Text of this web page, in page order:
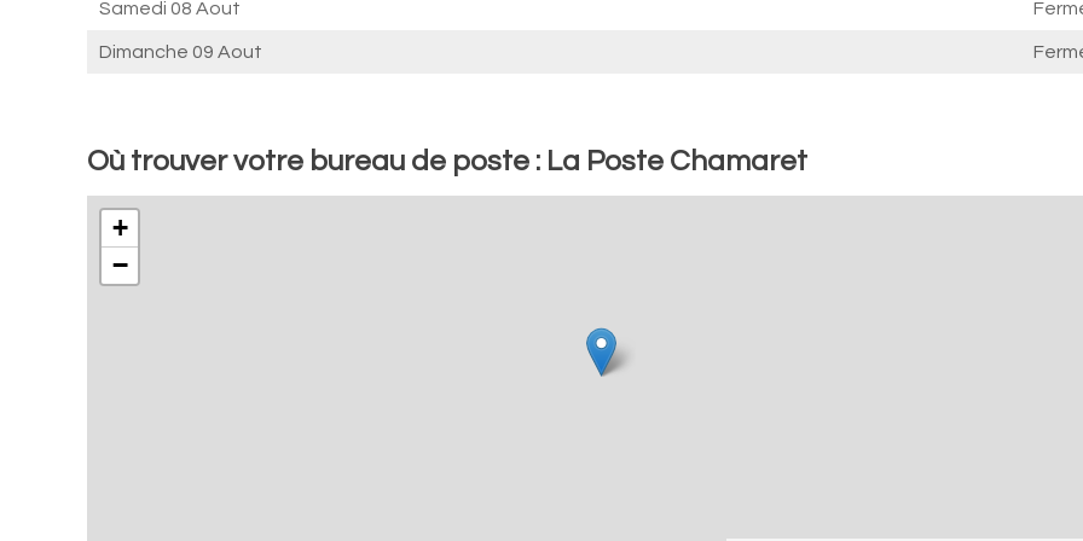
Samedi 08 Aout
Dimanche 09 Aout
Où trouver votre bureau de poste : La Poste Chamaret
+
−